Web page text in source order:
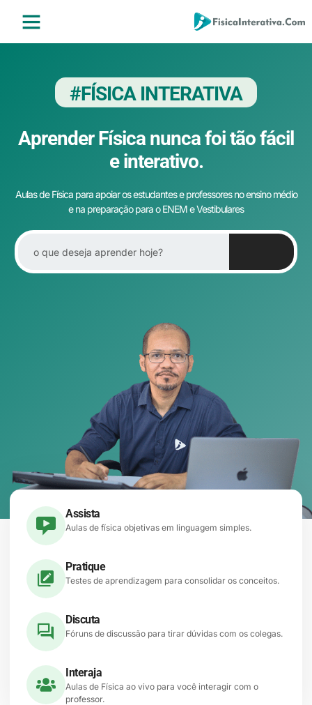
#FÍSICA INTERATIVA
Aprender Física nunca foi tão fácil
e interativo.
Aulas de Física para apoiar os estudantes e professores no ensino médio
e na preparação para o ENEM e Vestibulares
Assista
Aulas de física objetivas em linguagem simples.
Pratique
Testes de aprendizagem para consolidar os conceitos.
Discuta
Fóruns de discussão para tirar dúvidas com os colegas.
Interaja
Aulas de Física ao vivo para você interagir com o
professor.